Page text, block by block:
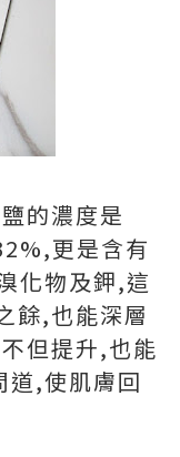
的濃度是
更是含有
化物及鉀,這
餘,也能深層
但提升,也能
道,使肌膚回